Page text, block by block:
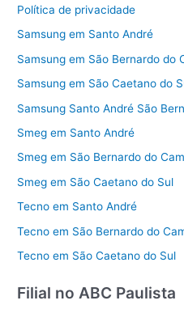
Política de privacidade
Samsung em Santo André
Samsung em São Bernardo do
Samsung em São Caetano do
Samsung Santo André São
Smeg em Santo André
Smeg em São Bernardo do
Smeg em São Caetano do Sul
Tecno em Santo André
Tecno em São Bernardo do
Tecno em São Caetano do Sul
Filial no ABC Paulista